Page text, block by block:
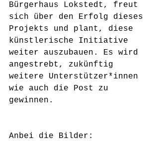
Bürgerhaus Lokstedt, freut
sich über den Erfolg dieses
Projekts und plant, diese
künstlerische Initiative
weiter auszubauen. Es wird
angestrebt, zukünftig
weitere Unterstützer*innen
wie auch die Post zu
gewinnen.
Anbei die Bilder: